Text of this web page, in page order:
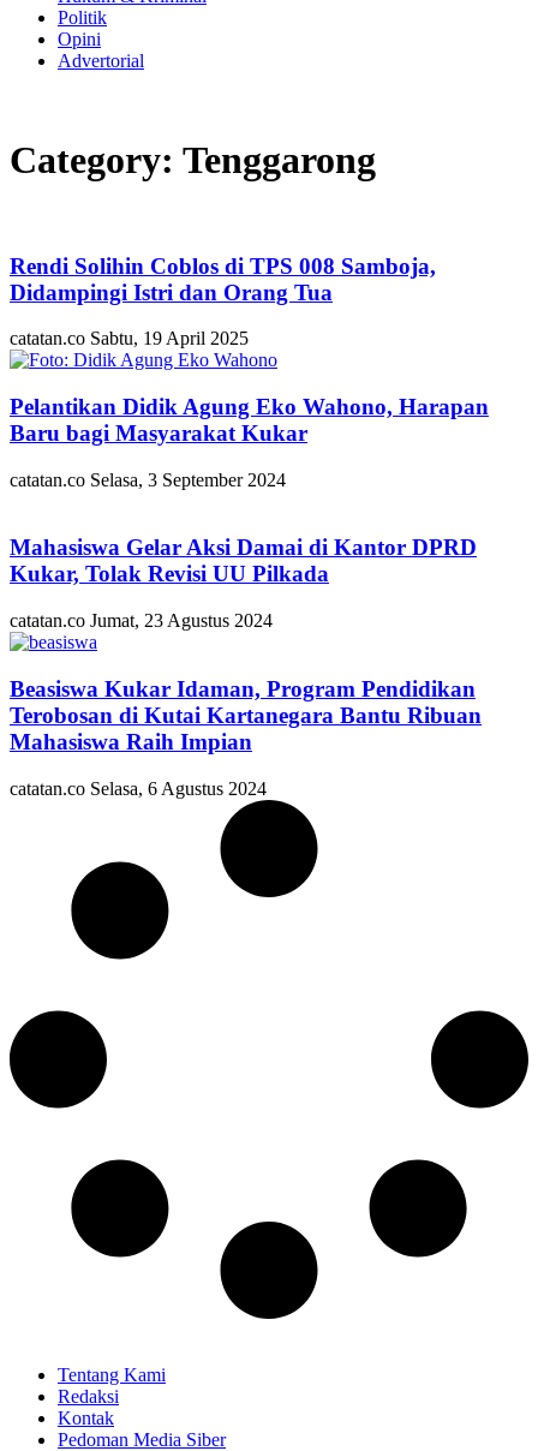
Politik
Opini
Advertorial
Category: Tenggarong
Rendi Solihin Coblos di TPS 008 Samboja,
Didampingi Istri dan Orang Tua
catatan.co Sabtu, 19 April 2025
Pelantikan Didik Agung Eko Wahono, Harapan
Baru bagi Masyarakat Kukar
catatan.co Selasa, 3 September 2024
Mahasiswa Gelar Aksi Damai di Kantor DPRD
Kukar, Tolak Revisi UU Pilkada
catatan.co Jumat, 23 Agustus 2024
Beasiswa Kukar Idaman, Program Pendidikan
Terobosan di Kutai Kartanegara Bantu Ribuan
Mahasiswa Raih Impian
catatan.co Selasa, 6 Agustus 2024
Tentang Kami
Redaksi
Kontak
Pedoman Media Siber